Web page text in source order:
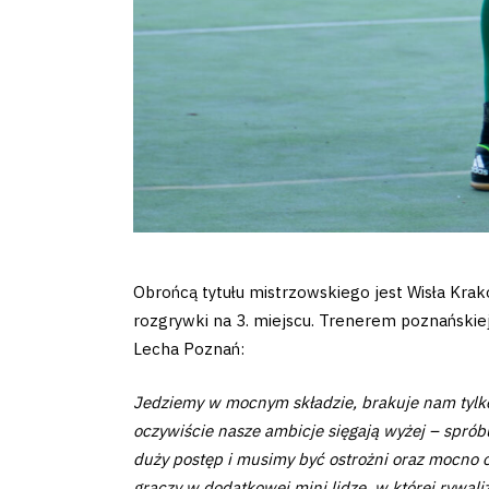
Regulaminy
Warciarzy
#WARTOpobrać
pośredników
transakcyjnych
Obrońcą tytułu mistrzowskiego jest Wisła
rozgrywki na 3. miejscu. Trenerem
Lecha Poznań:
Jedziemy w mocnym składzie, brakuje nam
oczywiście nasze ambicje sięgają wyżej –
duży postęp i musimy być ostrożni oraz